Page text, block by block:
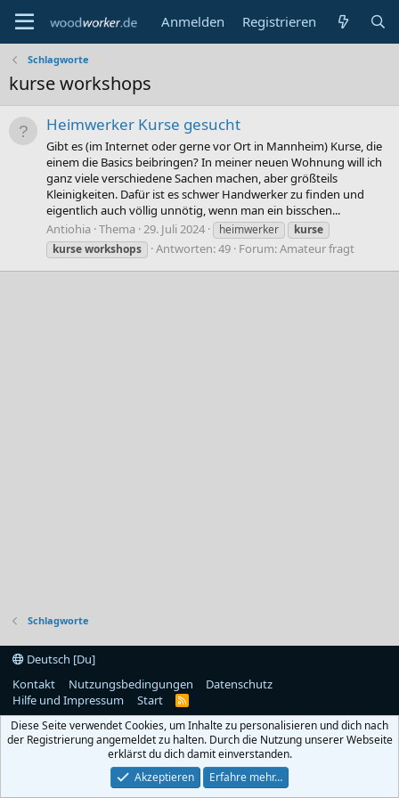
Anmelden Registrieren
Schlagworte
kurse workshops
Heimwerker Kurse gesucht
Gibt es (im Internet oder gerne vor Ort in Mannheim) Kurse, die
einem die Basics beibringen? In meiner neuen Wohnung will ich
ganz viele verschiedene Sachen machen, aber größteils
Kleinigkeiten. Dafür ist es schwer Handwerker zu finden und
eigentlich auch völlig unnötig, wenn man ein bisschen...
Antiohia Thema 29. Juli 2024 heimwerker
kurse
kurseworkshops Antworten: 49 Forum:Amateur fragt
Schlagworte
Deutsch [Du]
Kontakt
Nutzungsbedingungen
Datenschutz
Hilfe und Impressum
Start
R
S
Diese Seite verwendet Cookies, um Inhalte zu personalisieren und dich nach
der Registrierung angemeldet zu halten. Durch die Nutzung unserer Webseite
erklärst du dich damit einverstanden.
Akzeptieren
Erfahre mehr…